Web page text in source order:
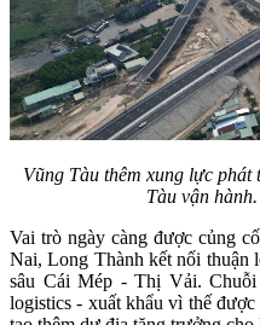
Vũng Tàu thêm xung lực
Tàu vận
Vai trò ngày càng được củng
Nai, Long Thành kết nối thuận
sâu Cái Mép - Thị Vải.
logistics - xuất khẩu vì thế